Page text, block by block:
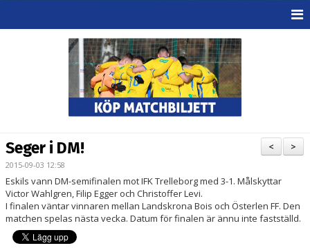
BILDER ESKILSCUPEN
PARTNERS
KALENDER
LOKALBOKNING
>
<
Seger i DM!
2015-09-03 12:58
Eskils vann DM-semifinalen mot IFK Trelleborg med 3-1. Målskyttar
Victor Wahlgren, Filip Egger och Christoffer Levi.
I finalen väntar vinnaren mellan Landskrona Bois och Österlen FF. Den
matchen spelas nästa vecka. Datum för finalen är ännu inte fastställd.